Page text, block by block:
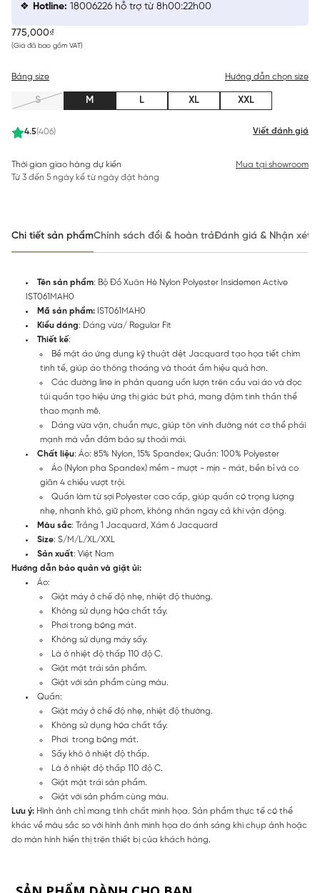
775,000₫
(Giá đã bao gồm VAT)
4.5(406) Viết đánh giá
Bảng size Hướng dẫn chọn size
S M L XL XXL
Thời gian giao hàng dự kiến
Từ 3 đến 5 ngày kể từ ngày đặt hàng
Mua tại showroom
Hotline: 18006226 hỗ trợ từ 8h00:22h00
Chi tiết sản phẩmChính sách đổi & hoàn trảĐánh giá & Nhận xét
Tên sản phẩm: Bộ Đồ Xuân Hè Nylon Polyester Insidemen Active
IST061MAH0
Mã sản phẩm: IST061MAH0
Kiểu dáng: Dáng vừa/ Regular Fit
Thiết kế:
Bề mặt áo ứng dụng kỹ thuật dệt Jacquard tạo họa tiết chìm
tinh tế, giúp áo thông thoáng và thoát ẩm hiệu quả hơn.
Các đường line in phản quang uốn lượn trên cầu vai áo và dọc
túi quần tạo hiệu ứng thị giác bứt phá, mang đậm tinh thần thể
thao mạnh mẽ.
Dáng vừa vặn, chuẩn mực, giúp tôn vinh đường nét cơ thể phái
mạnh mà vẫn đảm bảo sự thoải mái.
Chất liệu: Áo: 85% Nylon, 15% Spandex; Quần: 100% Polyester
Áo (Nylon pha Spandex) mềm - mượt - mịn - mát, bền bỉ và co
giãn 4 chiều vượt trội.
Quần làm từ sợi Polyester cao cấp, giúp quần có trọng lượng
nhẹ, nhanh khô, giữ phom, không nhăn ngay cả khi vận động.
Màu sắc: Trắng 1 Jacquard, Xám 6 Jacquard
Size: S/M/L/XL/XXL
Sản xuất: Việt Nam
Hướng dẫn bảo quản và giặt ủi:
Áo:
Giặt máy ở chế độ nhẹ, nhiệt độ thường.
Không sử dụng hóa chất tẩy.
Phơi trong bóng mát.
Không sử dụng máy sấy.
Là ở nhiệt độ thấp 110 độ C.
Giặt mặt trái sản phẩm.
Giặt với sản phẩm cùng màu.
Quần:
Giặt máy ở chế độ nhẹ, nhiệt độ thường.
Không sử dụng hóa chất tẩy.
Phơi trong bóng mát.
Sấy khô ở nhiệt độ thấp.
Là ở nhiệt độ thấp 110 độ C.
Giặt mặt trái sản phẩm.
Giặt với sản phẩm cùng màu.
Lưu ý: Hình ảnh chỉ mang tính chất minh họa. Sản phẩm thực tế có thể
khác về màu sắc so với hình ảnh minh họa do ánh sáng khi chụp ảnh hoặc
do màn hình hiển thị trên thiết bị của khách hàng.